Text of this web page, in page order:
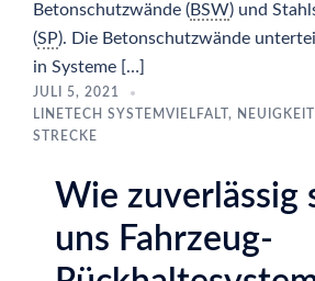
Betonschutzwände (BSW) und
(SP). Die Betonschutzwände
in Systeme […]
JULI 5, 2021
LINETECH SYSTEMVIELFALT ,
STRECKE
Wie zuverlässig
uns Fahrzeug-